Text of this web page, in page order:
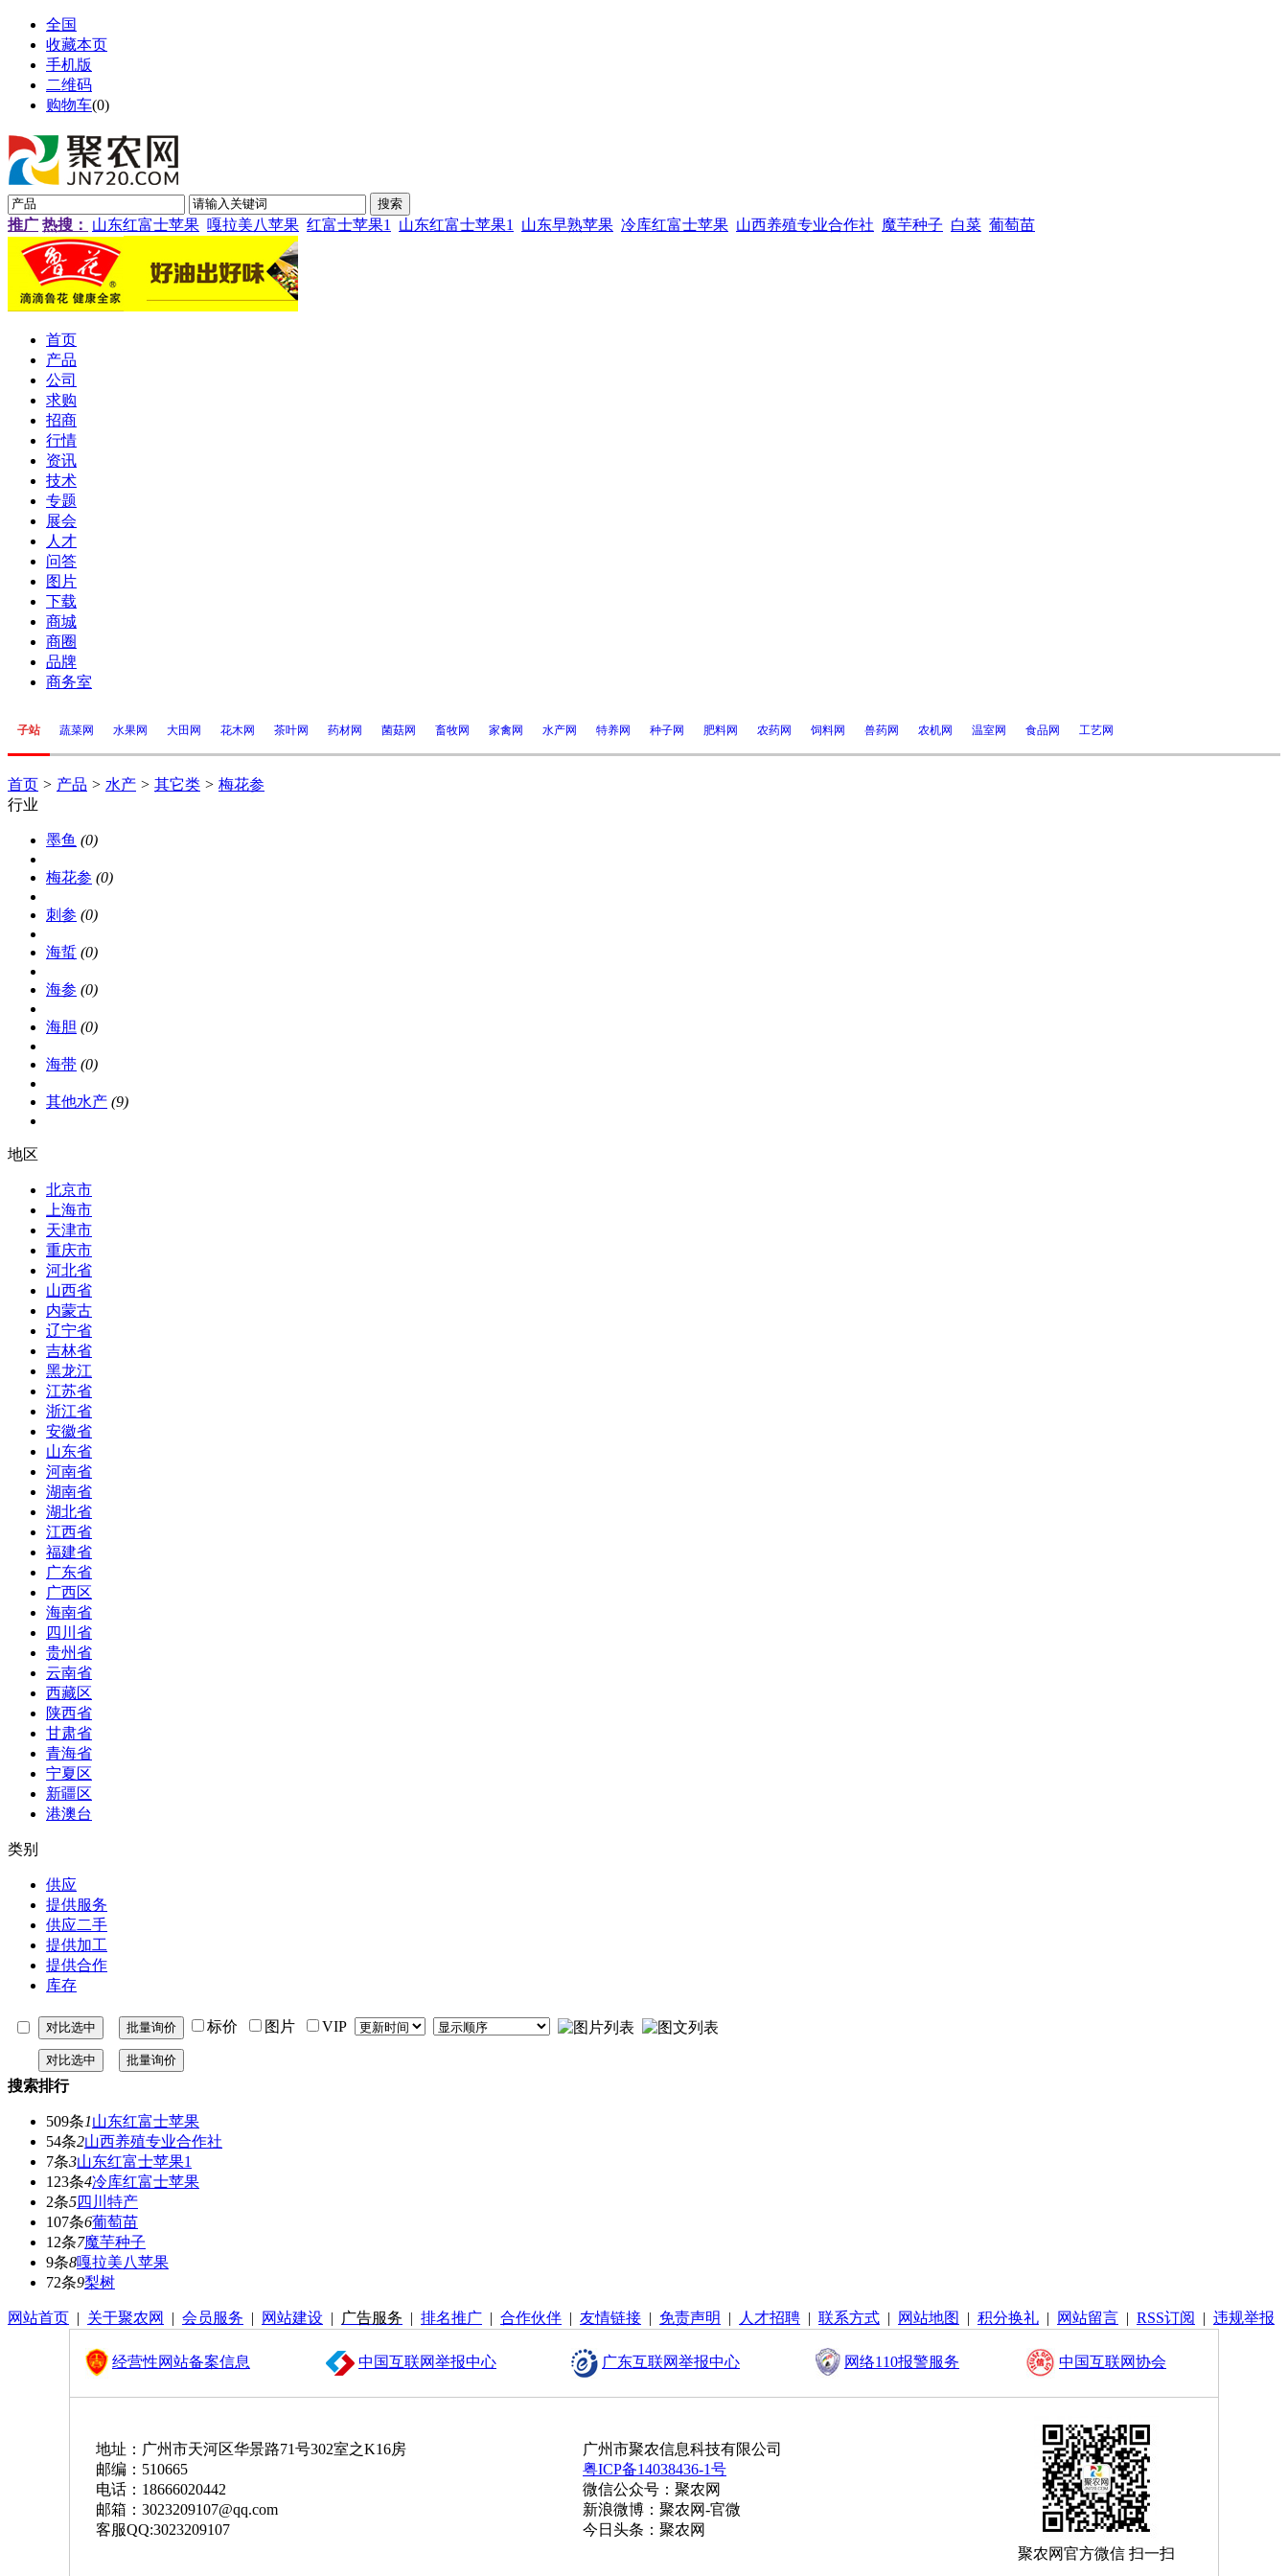
全国
收藏本页
手机版
二维码
购物车(0)
推广 热搜： 山东红富士苹果 嘎拉美八苹果 红富士苹果1 山东红富士苹果1 山东早熟苹果 冷库红富士苹果 山西养殖专业合作社 魔芋种子 白菜 葡萄苗
首页
产品
公司
求购
招商
行情
资讯
技术
专题
展会
人才
问答
图片
下载
商城
商圈
品牌
商务室
子站 蔬菜网 水果网 大田网 花木网 茶叶网 药材网 菌菇网 畜牧网 家禽网 水产网 特养网 种子网 肥料网 农药网 饲料网 兽药网 农机网 温室网 食品网 工艺网
首页 > 产品 > 水产 > 其它类 > 梅花参
行业
墨鱼 (0)
梅花参 (0)
刺参 (0)
海蜇 (0)
海参 (0)
海胆 (0)
海带 (0)
其他水产 (9)
地区
北京市
上海市
天津市
重庆市
河北省
山西省
内蒙古
辽宁省
吉林省
黑龙江
江苏省
浙江省
安徽省
山东省
河南省
湖南省
湖北省
江西省
福建省
广东省
广西区
海南省
四川省
贵州省
云南省
西藏区
陕西省
甘肃省
青海省
宁夏区
新疆区
港澳台
类别
供应
提供服务
供应二手
提供加工
提供合作
库存
标价 图片 VIP
搜索排行
509条1山东红富士苹果
54条2山西养殖专业合作社
7条3山东红富士苹果1
123条4冷库红富士苹果
2条5四川特产
107条6葡萄苗
12条7魔芋种子
9条8嘎拉美八苹果
72条9梨树
网站首页 | 关于聚农网 | 会员服务 | 网站建设 | 广告服务 | 排名推广 | 合作伙伴 | 友情链接 | 免责声明 | 人才招聘 | 联系方式 | 网站地图 | 积分换礼 | 网站留言 | RSS订阅 | 违规举报
经营性网站备案信息 中国互联网举报中心 广东互联网举报中心 网络110报警服务 中国互联网协会
地址：广州市天河区华景路71号302室之K16房
邮编：510665
电话：18666020442
邮箱：3023209107@qq.com
客服QQ:3023209107
广州市聚农信息科技有限公司
粤ICP备14038436-1号
微信公众号：聚农网
新浪微博：聚农网-官微
今日头条：聚农网
聚农网官方微信 扫一扫